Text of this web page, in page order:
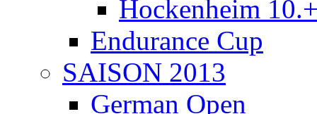
Hockenheim
Endurance Cup
SAISON 2013
German Open